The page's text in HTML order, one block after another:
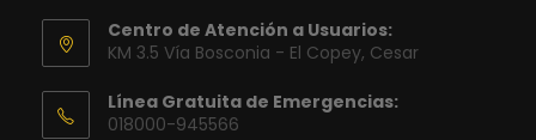
Centro de Atención a Usuarios:
KM 3.5 Vía Bosconia - El Copey, Cesar
Línea Gratuita de Emergencias:
018000-945566